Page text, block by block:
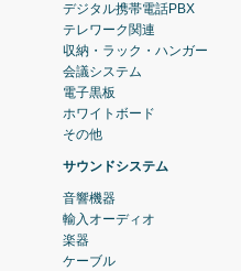
デジタル携帯電話PBX
テレワーク関連
収納・ラック・ハンガー
会議システム
電子黒板
ホワイトボード
その他
サウンドシステム
音響機器
輸入オーディオ
楽器
ケーブル